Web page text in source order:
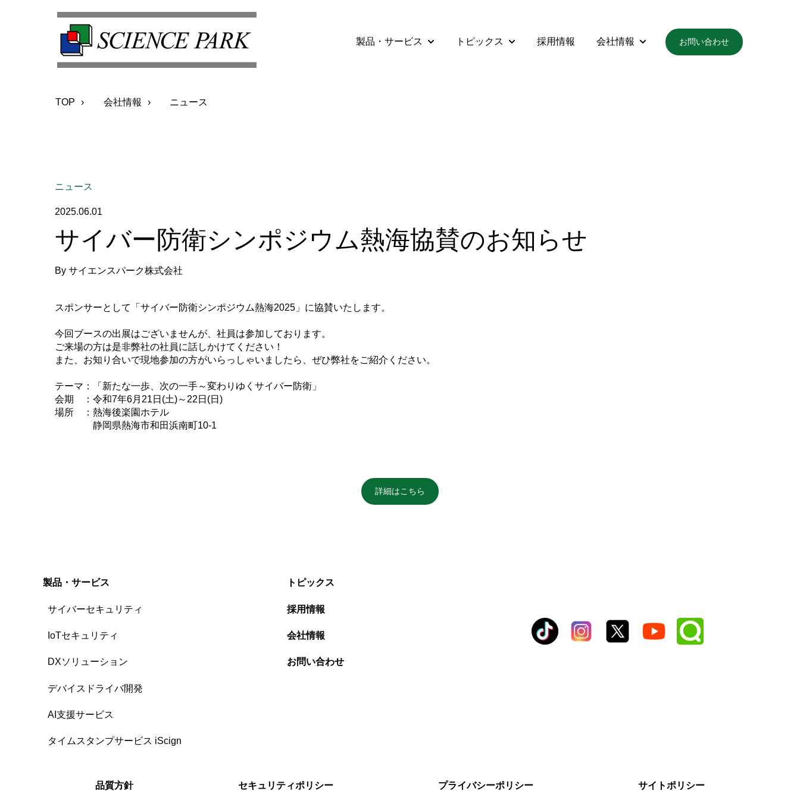
製品・サービス
Show submenu for 製品・サービス
トピックス
Show submenu for トピックス
採用情報 会社情報
Show submenu for 会社情報
お問い合わせ
TOP 会社情報 ニュース
ニュース
2025.06.01
サイバー防衛シンポジウム熱海協賛のお知らせ
By サイエンスパーク株式会社
スポンサーとして「サイバー防衛シンポジウム熱海2025」に協賛いたします。
今回ブースの出展はございませんが、社員は参加しております。
ご来場の方は是非弊社の社員に話しかけてください！
また、お知り合いで現地参加の方がいらっしゃいましたら、ぜひ弊社をご紹介ください。
テーマ：「新たな一歩、次の一手～変わりゆくサイバー防衛」
会期 ：令和7年6月21日(土)～22日(日)
場所 ：熱海後楽園ホテル
静岡県熱海市和田浜南町10-1
詳細はこちら
製品・サービス
サイバーセキュリティ
IoTセキュリティ
DXソリューション
デバイスドライバ開発
AI支援サービス
タイムスタンプサービス iScign
トピックス
採用情報
会社情報
お問い合わせ
品質方針 セキュリティポリシー プライバシーポリシー
サイトポリシー